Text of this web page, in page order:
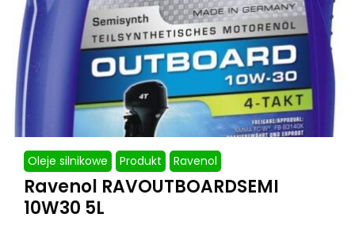
Oleje silnikowe Produkt Ravenol
Ravenol RAVOUTBOARDSEMI
10W30 5L